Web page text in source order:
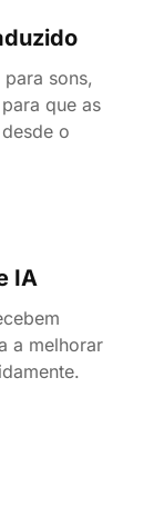
sons,
que as
o
IA
a melhorar